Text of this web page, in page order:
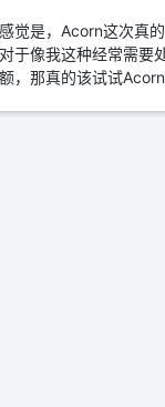
觉是，Acorn这次真
于像我这种经常需要
，那真的该试试